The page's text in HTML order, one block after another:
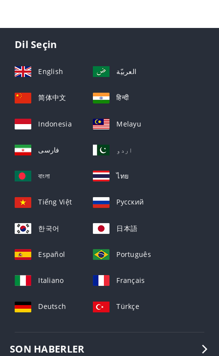
Dil Seçin
English العربيّة
简体中文 हिन्दी
Indonesia Melayu
فارسی اردو
বাংলা ไทย
Tiếng Việt Русский
한국어 日本語
Español Português
Italiano Français
Deutsch Türkçe
SON HABERLER